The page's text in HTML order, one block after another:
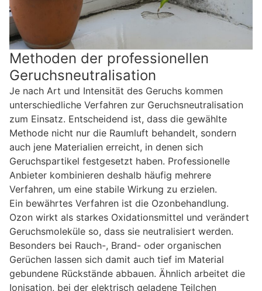
Methoden der professionellen
Geruchsneutralisation
Je nach Art und Intensität des Geruchs kommen
unterschiedliche Verfahren zur Geruchsneutralisation
zum Einsatz. Entscheidend ist, dass die gewählte
Methode nicht nur die Raumluft behandelt, sondern
auch jene Materialien erreicht, in denen sich
Geruchspartikel festgesetzt haben. Professionelle
Anbieter kombinieren deshalb häufig mehrere
Verfahren, um eine stabile Wirkung zu erzielen.
Ein bewährtes Verfahren ist die Ozonbehandlung.
Ozon wirkt als starkes Oxidationsmittel und verändert
Geruchsmoleküle so, dass sie neutralisiert werden.
Besonders bei Rauch-, Brand- oder organischen
Gerüchen lassen sich damit auch tief im Material
gebundene Rückstände abbauen. Ähnlich arbeitet die
Ionisation, bei der elektrisch geladene Teilchen